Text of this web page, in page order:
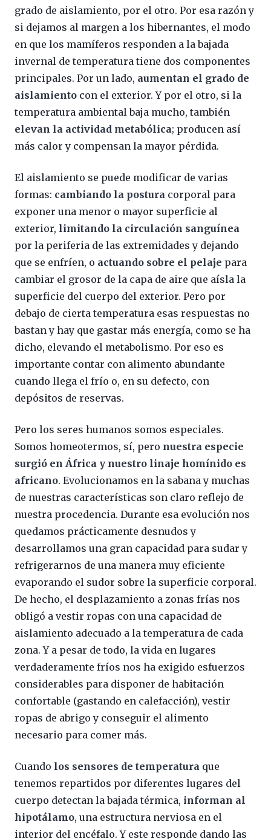
grado de aislamiento, por el otro. Por esa razón y
si dejamos al margen a los hibernantes, el modo
en que los mamíferos responden a la bajada
invernal de temperatura tiene dos componentes
principales. Por un lado, aumentan el grado de
aislamiento con el exterior. Y por el otro, si la
temperatura ambiental baja mucho, también
elevan la actividad metabólica; producen así
más calor y compensan la mayor pérdida.
El aislamiento se puede modificar de varias
formas: cambiando la postura corporal para
exponer una menor o mayor superficie al
exterior, limitando la circulación sanguínea
por la periferia de las extremidades y dejando
que se enfríen, o actuando sobre el pelaje para
cambiar el grosor de la capa de aire que aísla la
superficie del cuerpo del exterior. Pero por
debajo de cierta temperatura esas respuestas no
bastan y hay que gastar más energía, como se ha
dicho, elevando el metabolismo. Por eso es
importante contar con alimento abundante
cuando llega el frío o, en su defecto, con
depósitos de reservas.
Pero los seres humanos somos especiales.
Somos homeotermos, sí, pero nuestra especie
surgió en África y nuestro linaje homínido es
africano. Evolucionamos en la sabana y muchas
de nuestras características son claro reflejo de
nuestra procedencia. Durante esa evolución nos
quedamos prácticamente desnudos y
desarrollamos una gran capacidad para sudar y
refrigerarnos de una manera muy eficiente
evaporando el sudor sobre la superficie corporal.
De hecho, el desplazamiento a zonas frías nos
obligó a vestir ropas con una capacidad de
aislamiento adecuado a la temperatura de cada
zona. Y a pesar de todo, la vida en lugares
verdaderamente fríos nos ha exigido esfuerzos
considerables para disponer de habitación
confortable (gastando en calefacción), vestir
ropas de abrigo y conseguir el alimento
necesario para comer más.
Cuando los sensores de temperatura que
tenemos repartidos por diferentes lugares del
cuerpo detectan la bajada térmica, informan al
hipotálamo, una estructura nerviosa en el
interior del encéfalo. Y este responde dando las